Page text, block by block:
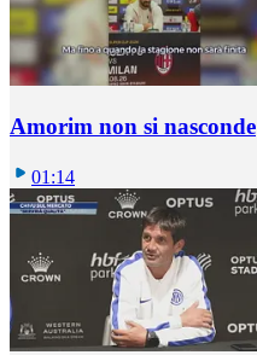
Amorim non si nasconde
01:14